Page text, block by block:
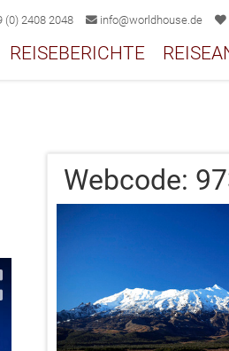
(0) 2408 2048 info@worldhouse.de
REISEBERICHTE
Webcode: